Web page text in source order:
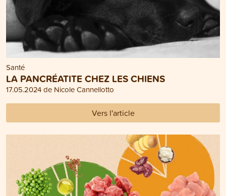
Santé
LA PANCRÉATITE CHEZ LES CHIENS
17.05.2024 de Nicole Cannellotto
Vers l'article